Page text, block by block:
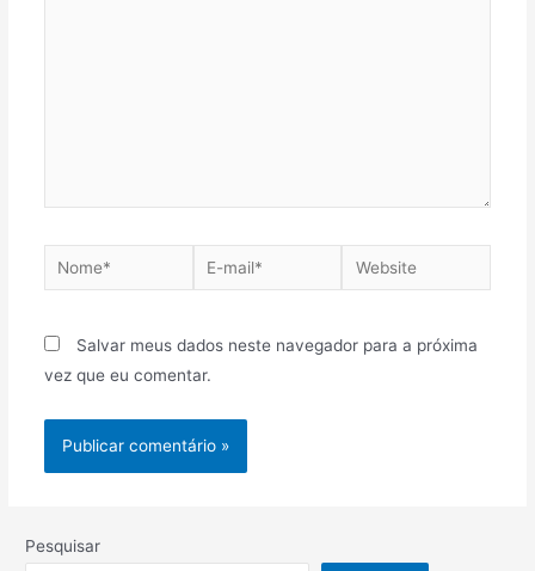
Salvar meus dados neste navegador para a próxima
vez que eu comentar.
Pesquisar